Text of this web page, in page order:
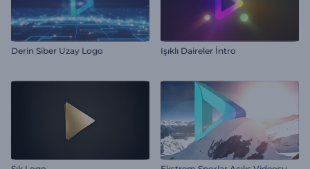
Derin Siber Uzay Logo Işıklı Daireler İntro